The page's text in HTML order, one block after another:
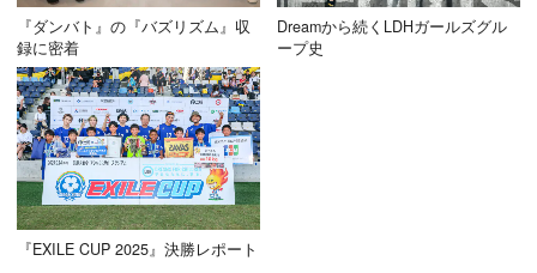
『ダンバト』の『バズリズム』収
録に密着
Dreamから続くLDHガールズグル
ープ史
『EXILE CUP 2025』決勝レポート